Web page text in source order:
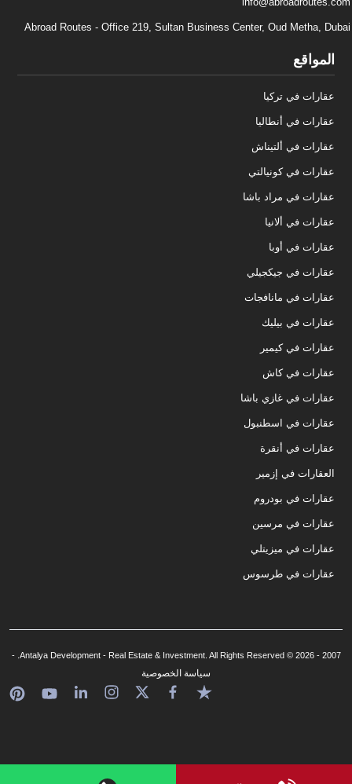
Abroad Routes - Office 219, Sultan Business Center, Oud Metha, Dubai
المواقع
عقارات في تركيا
عقارات في أنطاليا
عقارات في ألتيناش
عقارات في كونيالتي
عقارات في مراد باشا
عقارات في ألانيا
عقارات في أوبا
عقارات في جيكجيلي
عقارات في مانافجات
عقارات في بيليك
عقارات في كيمير
عقارات في كاش
عقارات في غازي باشا
عقارات في اسطنبول
عقارات في أنقرة
العقارات في إزمير
عقارات في بودروم
عقارات في مرسين
عقارات في ميزيتلي
عقارات في طرسوس
2007 - 2026 © Antalya Development - Real Estate & Investment. All Rights Reserved. -
سياسة الخصوصية